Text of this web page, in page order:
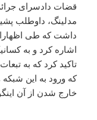
قضات دادسرای
مدلینگ، داوطلب
داشت که طی
اشاره کرد و به
تاکید کرد که به
که ورود به این
خارج شدن از آن